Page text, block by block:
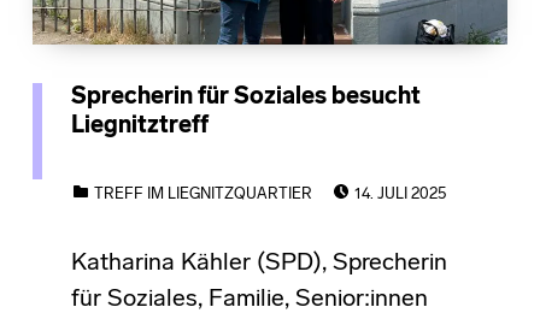
Sprecherin für Soziales besucht
Liegnitztreff
TREFF IM LIEGNITZQUARTIER
14. JULI 2025
Katharina Kähler (SPD), Sprecherin
für Soziales, Familie, Senior:innen